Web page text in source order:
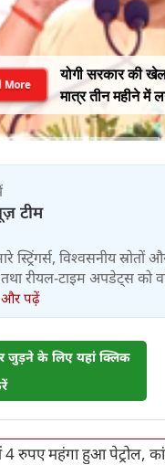
योगी सरकार की
मात्र तीन महीने में
More
टीम
विश्वसनीय स्रोतों
तथा रीयल-टाइम अपडेट्स को
और पढ़ें
जुड़ने के लिए यहां क्लिक
4 रुपए महंगा हुआ पेट्रोल,